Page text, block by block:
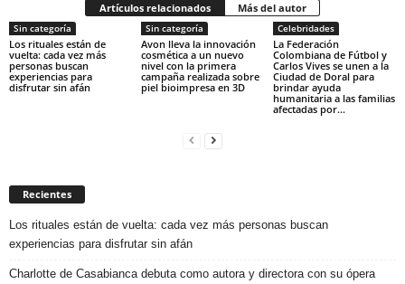
Artículos relacionados Más del autor
Sin categoría
Los rituales están de
vuelta: cada vez más
personas buscan
experiencias para
disfrutar sin afán
Sin categoría
Avon lleva la innovación
cosmética a un nuevo
nivel con la primera
campaña realizada sobre
piel bioimpresa en 3D
Celebridades
La Federación
Colombiana de Fútbol y
Carlos Vives se unen a la
Ciudad de Doral para
brindar ayuda
humanitaria a las familias
afectadas por...
Recientes
Los rituales están de vuelta: cada vez más personas buscan
experiencias para disfrutar sin afán
Charlotte de Casabianca debuta como autora y directora con su ópera